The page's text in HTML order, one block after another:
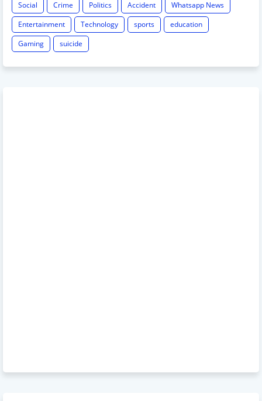
Social Crime Politics Accident
Whatsapp News
Entertainment
Technology sports
education
Gaming
suicide